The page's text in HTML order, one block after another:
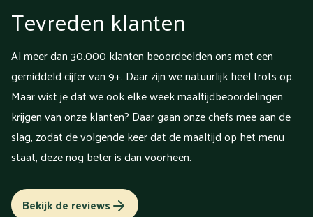
Tevreden klanten
Al meer dan 30.000 klanten beoordeelden ons met een
gemiddeld cijfer van 9+. Daar zijn we natuurlijk heel trots op.
Maar wist je dat we ook elke week maaltijdbeoordelingen
krijgen van onze klanten? Daar gaan onze chefs mee aan de
slag, zodat de volgende keer dat de maaltijd op het menu
staat, deze nog beter is dan voorheen.
Bekijk de reviews